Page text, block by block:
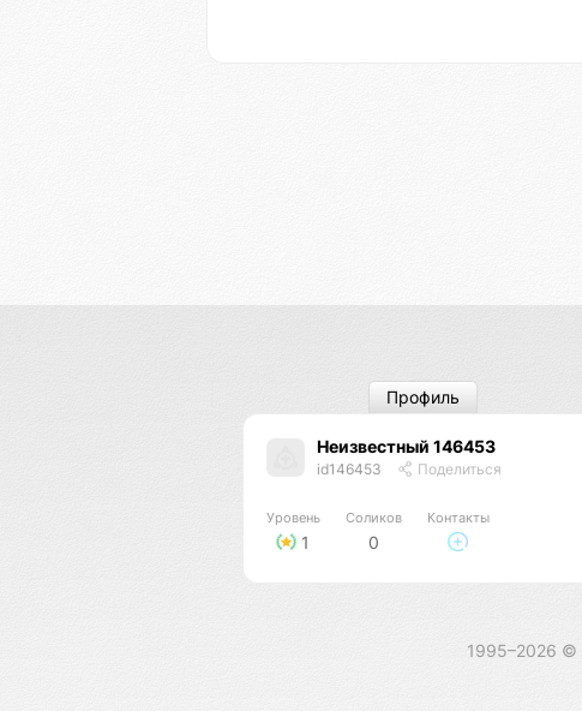
Неизвестный 146453
id146453 Поделиться
Уровень
1
Соликов
0
Контакты
Профиль
1995–2026 ©